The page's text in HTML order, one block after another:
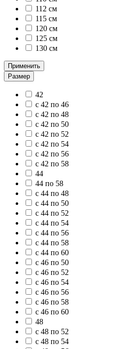
112 см
115 см
120 см
125 см
130 см
Применить
Размер
42
с 42 по 46
с 42 по 48
с 42 по 50
с 42 по 52
с 42 по 54
с 42 по 56
с 42 по 58
44
44 по 58
с 44 по 48
с 44 по 50
с 44 по 52
с 44 по 54
с 44 по 56
с 44 по 58
с 44 по 60
с 46 по 50
с 46 по 52
с 46 по 54
с 46 по 56
с 46 по 58
с 46 по 60
48
с 48 по 52
с 48 по 54